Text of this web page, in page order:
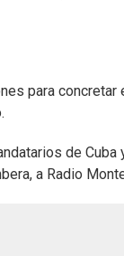
para
de
a Radio